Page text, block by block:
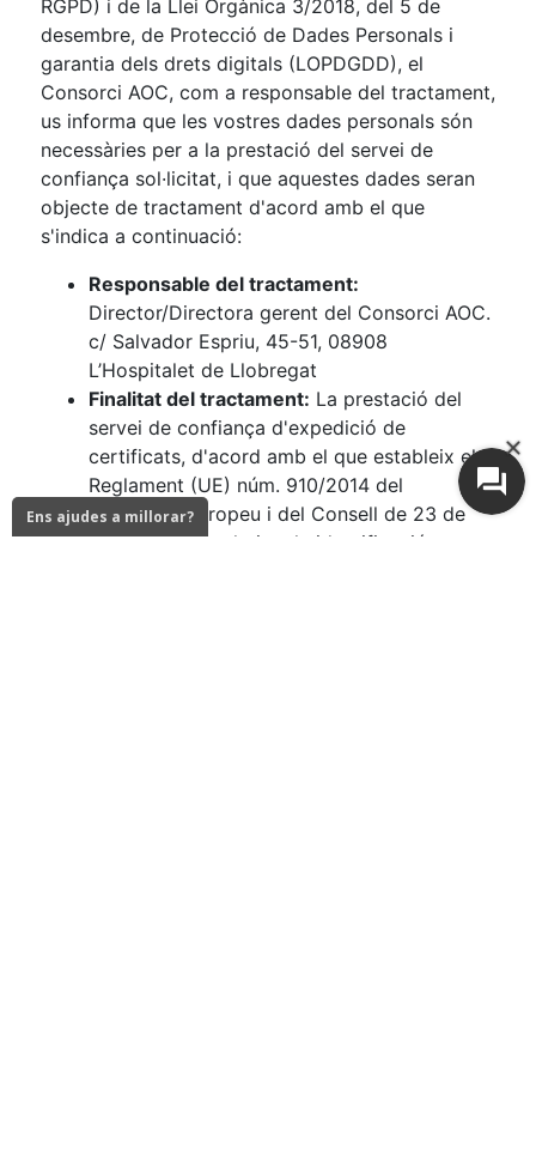
Ens ajudes a millorar?